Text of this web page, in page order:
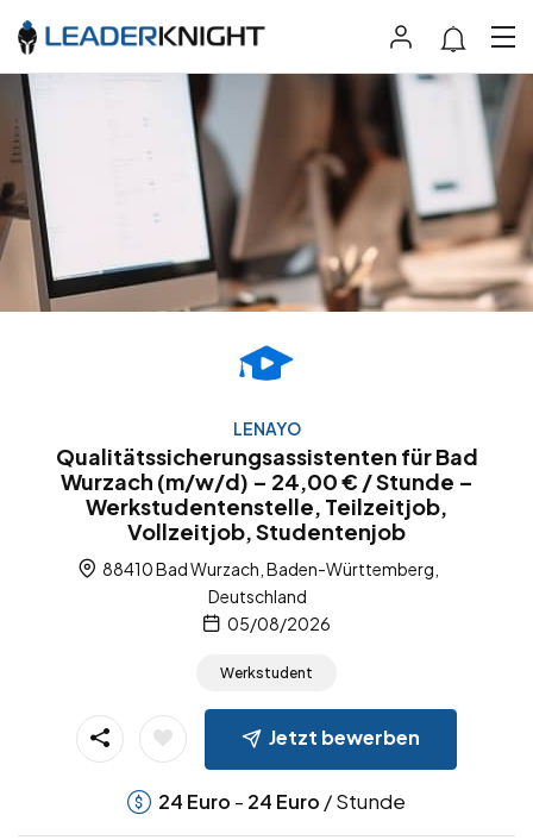
LENAYO
Qualitätssicherungsassistenten für Bad
Wurzach (m/w/d) – 24,00 € / Stunde –
Werkstudentenstelle, Teilzeitjob,
Vollzeitjob, Studentenjob
88410 Bad Wurzach, Baden-Württemberg,
Deutschland
05/08/2026
Werkstudent
Jetzt bewerben
24 Euro - 24 Euro / Stunde